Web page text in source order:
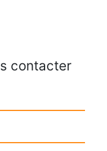
contacter